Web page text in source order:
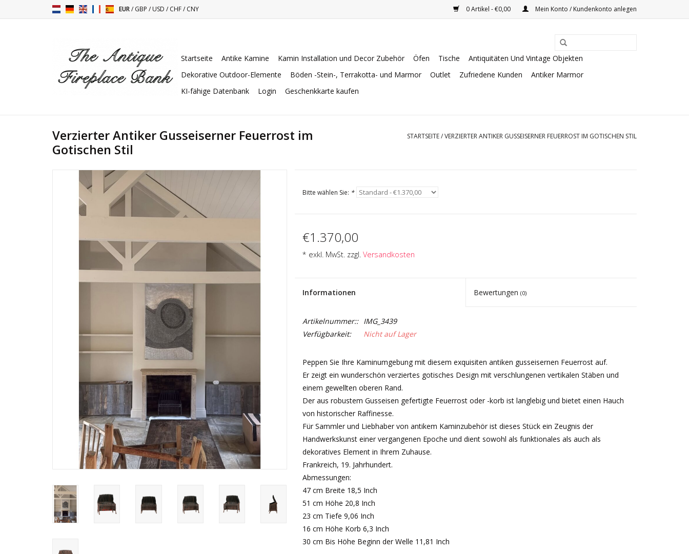
EUR/GBP /USD /CHF/CNY 0 Artikel - €0,00 Mein Konto / Kundenkonto anlegen
Startseite Antike Kamine Kamin Installation und Decor Zubehör Öfen Tische
Antiquitäten Und Vintage Objekten
Dekorative Outdoor-Elemente
Böden -Stein-, Terrakotta- und Marmor Outlet Zufriedene Kunden
Antiker Marmor
KI-fähige Datenbank
Login Geschenkkarte kaufen
Verzierter Antiker Gusseiserner Feuerrost im
Gotischen Stil
STARTSEITE/VERZIERTER ANTIKER GUSSEISERNER FEUERROST IM GOTISCHEN STIL
Bitte wählen Sie: *
€1.370,00
* exkl. MwSt. zzgl. Versandkosten
Informationen Bewertungen(0)
Artikelnummer::
IMG_3439
Verfügbarkeit:
Nicht auf Lager
Peppen Sie Ihre Kaminumgebung mit diesem exquisiten antiken gusseisernen Feuerrost auf.
Er zeigt ein wunderschön verziertes gotisches Design mit verschlungenen vertikalen Stäben und
einem gewellten oberen Rand.
Der aus robustem Gusseisen gefertigte Feuerrost oder -korb ist langlebig und bietet einen Hauch
von historischer Raffinesse.
Für Sammler und Liebhaber von antikem Kaminzubehör ist dieses Stück ein Zeugnis der
Handwerkskunst einer vergangenen Epoche und dient sowohl als funktionales als auch als
dekoratives Element in Ihrem Zuhause.
Frankreich, 19. Jahrhundert.
Abmessungen:
47 cm Breite 18,5 Inch
51 cm Höhe 20,8 Inch
23 cm Tiefe 9,06 Inch
16 cm Höhe Korb 6,3 Inch
30 cm Bis Höhe Beginn der Welle 11,81 Inch